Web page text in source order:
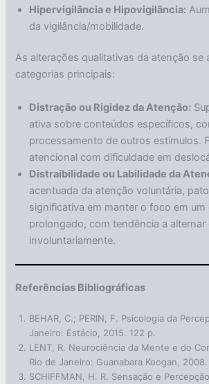
Hipervigilância e Hipovigilância:
da vigilância/mobilidade.
As alterações qualitativas da atenção se
categorias principais:
Distração ou Rigidez da Atenção:
ativa sobre conteúdos específicos,
processamento de outros estímulos.
atencional com dificuldade em
Distraibilidade ou Labilidade da
acentuada da atenção voluntária,
significativa em manter o foco em
prolongado, com tendência a
involuntariamente.
Referências Bibliográficas
BEHAR, C.; PERIN, F. Psicologia da
Janeiro: Estácio, 2015. 122 p.
LENT, R. Neurociência da Mente e do
Rio de Janeiro: Guanabara Koogan,
SCHIFFMAN, H. R. Sensação e